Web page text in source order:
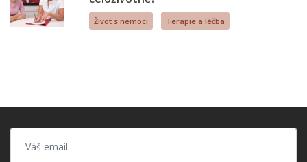
Život s nemocí Terapie a léčba